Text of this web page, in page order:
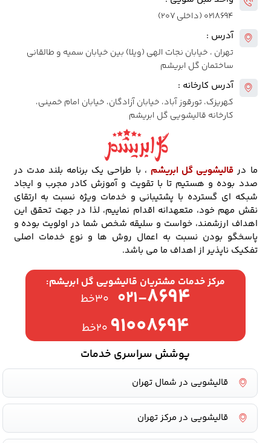
۰۲۱۸۶۹۴ (داخلی ۲۰۷)
آدرس :
تهران ، خیابان نجات الهی (ویلا) بین خیابان سمیه و طالقانی
ساختمان گل ابریشم
آدرس کارخانه :
کهریزک، تورقوز آباد، خیابان آزادگان، خیابان امام خمینی،
کارخانه قالیشویی گل ابریشم
ما در قالیشویی گل ابریشم ، با طراحی یک برنامه بلند مدت در
صدد بوده و هستیم تا با تقویت و آموزش کادر مجرب و ایجاد
شبکه ای گسترده با پشتیبانی و خدمات ویژه نسبت به ارتقای
نقش مهم خود، متعهدانه اقدام نماییم، لذا در جهت تحقق این
اهداف ارزشمند، خواست و سلیقه شخص شما در اولویت بوده و
پاسخگو بودن نسبت به اعمال روش ها و نوع خدمات اصلی
تفکیک ناپذیر از اهداف ما می باشد.
مرکز خدمات مشتریان قالیشویی گل ابریشم:
۰۲۱-۸۶۹۴ ۳۰خط
۹۱۰۰۸۶۹۴ ۲۰خط
پوشش سراسری خدمات
قالیشویی در شمال تهران
قالیشویی در مرکز تهران